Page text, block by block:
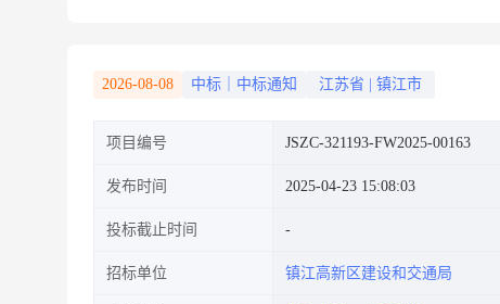
2026-08-08 中标｜中标通知 江苏省 镇江市
项目编号 JSZC-321193-FW2025-00163
发布时间 2025-04-23 15:08:03
投标截止时间
招标单位 镇江高新区建设和交通局